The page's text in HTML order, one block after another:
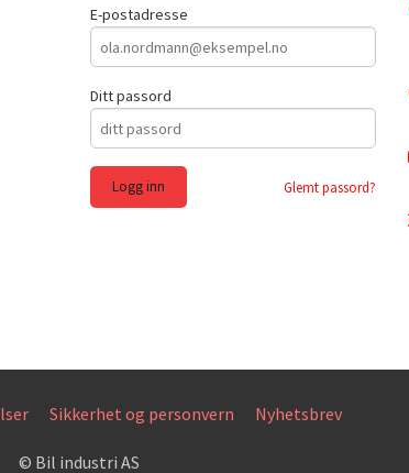
E-postadresse
Ditt passord
Glemt passord?
Sikkerhet og personvern Nyhetsbrev
© Bil industri AS